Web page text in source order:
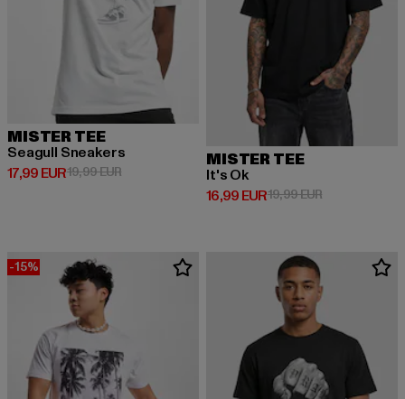
MISTER TEE
Seagull Sneakers
17,99 EUR
Derzeitiger Preis: 17,99 EUR
19,99 EURAktionspreis: 19,99 EUR
MISTER TEE
It's Ok
16,99 EUR
Derzeitiger Preis: 16,99 EUR
19,99 EURAktionspreis:
-15%